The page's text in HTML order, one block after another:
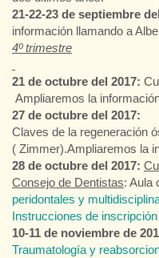
21-22-23 de septiembre
información llamando a
4º trimestre
21 de octubre del 2017:
Ampliaremos la
27 de octubre del 2017:
Claves de la regeneración
( Zimmer).Ampliaremos la
28 de octubre del 2017:
Consejo de Dentistas: Aula
peridontales y
Instrucciones de inscripción
10-11 de noviembre de
Traumatología y